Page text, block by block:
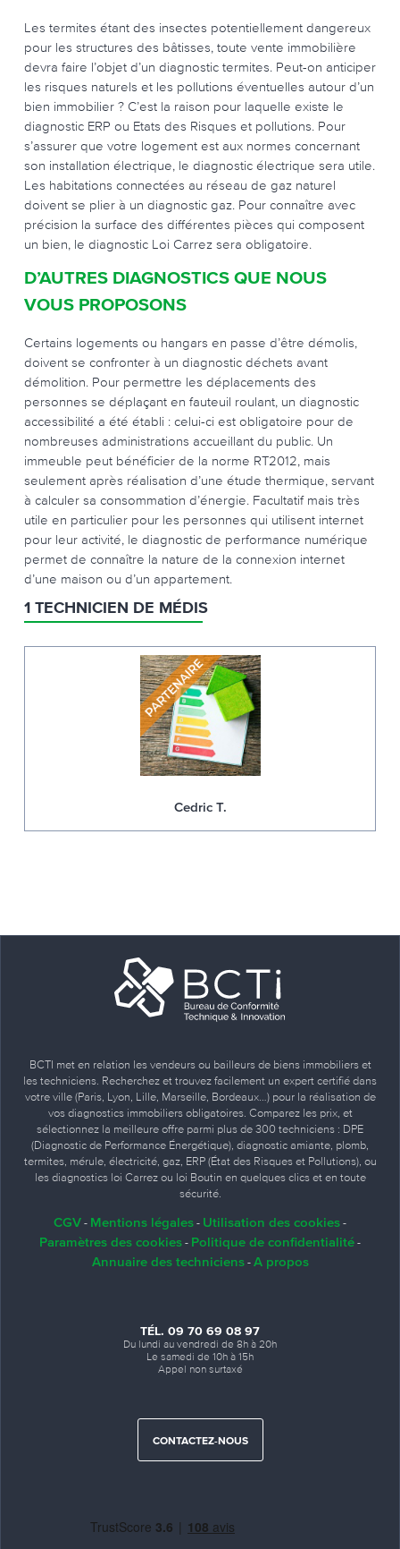
Les termites étant des insectes potentiellement dangereux
pour les structures des bâtisses, toute vente immobilière
devra faire l’objet d’un diagnostic termites. Peut-on anticiper
les risques naturels et les pollutions éventuelles autour d’un
bien immobilier ? C’est la raison pour laquelle existe le
diagnostic ERP ou Etats des Risques et pollutions. Pour
s’assurer que votre logement est aux normes concernant
son installation électrique, le diagnostic électrique sera utile.
Les habitations connectées au réseau de gaz naturel
doivent se plier à un diagnostic gaz. Pour connaître avec
précision la surface des différentes pièces qui composent
un bien, le diagnostic Loi Carrez sera obligatoire.
D’AUTRES DIAGNOSTICS QUE NOUS
VOUS PROPOSONS
Certains logements ou hangars en passe d’être démolis,
doivent se confronter à un diagnostic déchets avant
démolition. Pour permettre les déplacements des
personnes se déplaçant en fauteuil roulant, un diagnostic
accessibilité a été établi : celui-ci est obligatoire pour de
nombreuses administrations accueillant du public. Un
immeuble peut bénéficier de la norme RT2012, mais
seulement après réalisation d’une étude thermique, servant
à calculer sa consommation d’énergie. Facultatif mais très
utile en particulier pour les personnes qui utilisent internet
pour leur activité, le diagnostic de performance numérique
permet de connaître la nature de la connexion internet
d’une maison ou d’un appartement.
1 TECHNICIEN DE MÉDIS
Cedric T.
BCTI met en relation les vendeurs ou bailleurs de biens immobiliers et
les techniciens. Recherchez et trouvez facilement un expert certifié dans
votre ville (Paris, Lyon, Lille, Marseille, Bordeaux…) pour la réalisation de
vos diagnostics immobiliers obligatoires. Comparez les prix, et
sélectionnez la meilleure offre parmi plus de 300 techniciens : DPE
(Diagnostic de Performance Énergétique), diagnostic amiante, plomb,
termites, mérule, électricité, gaz, ERP (État des Risques et Pollutions), ou
les diagnostics loi Carrez ou loi Boutin en quelques clics et en toute
sécurité.
CGV - Mentions légales - Utilisation des cookies -
Paramètres des cookies - Politique de confidentialité -
Annuaire des techniciens- A propos
TÉL. 09 70 69 08 97
Du lundi au vendredi de 8h à 20h
Le samedi de 10h à 15h
Appel non surtaxé
CONTACTEZ-NOUS